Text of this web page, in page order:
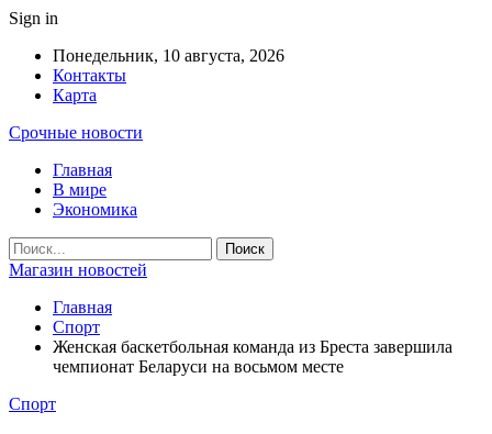
Sign in
Понедельник, 10 августа, 2026
Контакты
Карта
Срочные новости
Главная
В мире
Экономика
Магазин новостей
Главная
Спорт
Женская баскетбольная команда из Бреста завершила
чемпионат Беларуси на восьмом месте
Спорт